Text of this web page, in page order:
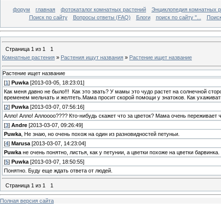
форум главная фотокаталог комнатных растений
Энциклопедия комнатных
Поиск по сайту
Вопросы ответы (FAQ) Блоги поиск по сайту "...
Страница 1 из 1
1
Комнатные растения » Растения ищут названия » Растение ищет название
Растение ищет название
[1] Puwka [2013-03-05, 18:23:01]
Как меня давно не было!!! Как это звать? У мамы это чудо растет на солнечной
временем мельчать и желтеть.Мама просит скорой помощи у знатоков. Как
[2] Puwka [2013-03-07, 07:56:16]
Алло! Алло! Аллоооо???? Кто-нибудь скажет что за цветок? Мама очень
[3] Andre [2013-03-07, 09:26:49]
Puwka , Не знаю, но очень похож на один из разновидностей петуньи.
[4] Marusa [2013-03-07, 14:23:04]
Puwka не очень понятно, листья, как у петунии, а цветки похоже на цветки барвинка.
[5] Puwka [2013-03-07, 18:50:55]
Понятно. Буду еще ждать ответа от людей.
Страница 1 из 1 1
Полная версия сайта